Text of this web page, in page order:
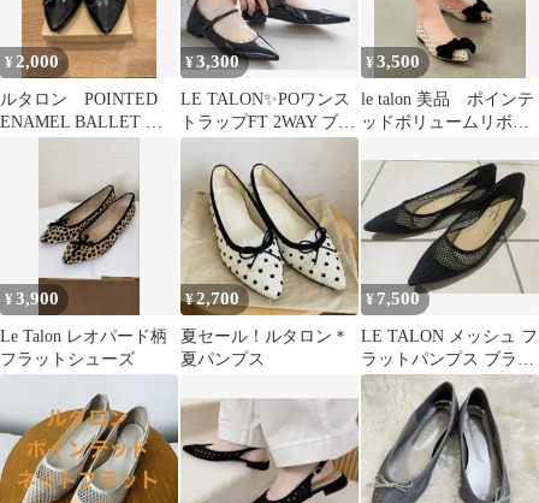
¥ 2,000
ルタロン POINTED
ENAMEL BALLET ブ
¥3,300
LE TALON✨POワンス
トラップFT 2WAY ブラ
ック 22.5㎝
¥3,500
le talon 美品 ポインテ
ッドボリュームリボン
¥3,900
Le Talon レオパード柄
フラットシューズ
¥2,700
夏セール！ルタロン＊
夏パンプス
¥7,500
LE TALON メッシュ フ
ラットパンプス ブラッ
ク24.5